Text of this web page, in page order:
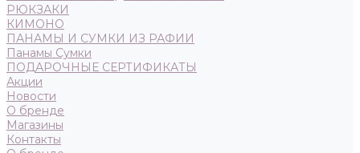
РЮКЗАКИ
КИМОНО
ПАНАМЫ И СУМКИ ИЗ РАФИИ
Панамы Сумки
ПОДАРОЧНЫЕ СЕРТИФИКАТЫ
Акции
Новости
О бренде
Магазины
Контакты